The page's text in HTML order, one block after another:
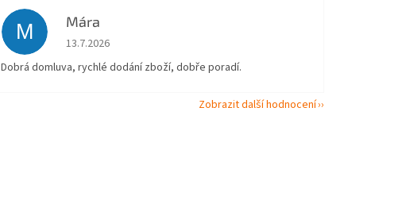
M Mára
Hodnocení obchodu je 5 z 5 hvězdiček.
13.7.2026
Dobrá domluva, rychlé dodání zboží, dobře poradí.
Zobrazit další hodnocení